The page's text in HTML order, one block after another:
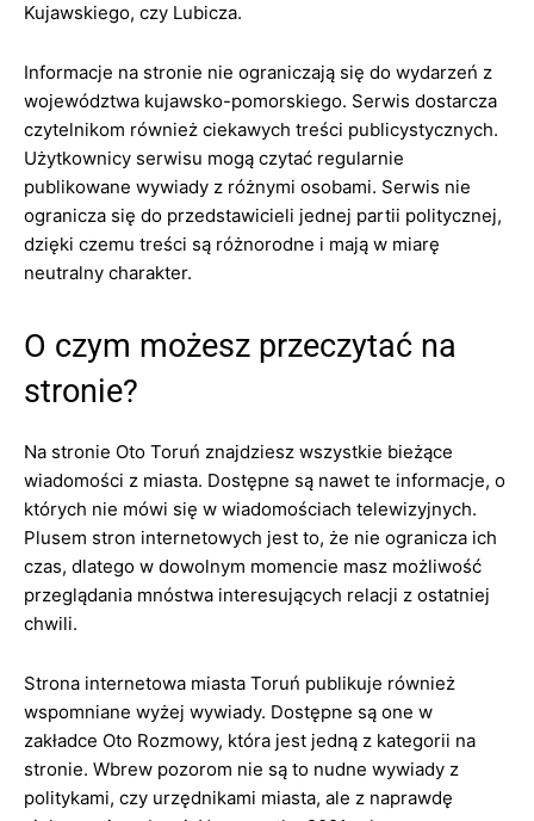
Kujawskiego, czy Lubicza.
Informacje na stronie nie ograniczają się do wydarzeń z
województwa kujawsko-pomorskiego. Serwis dostarcza
czytelnikom również ciekawych treści publicystycznych.
Użytkownicy serwisu mogą czytać regularnie
publikowane wywiady z różnymi osobami. Serwis nie
ogranicza się do przedstawicieli jednej partii politycznej,
dzięki czemu treści są różnorodne i mają w miarę
neutralny charakter.
O czym możesz przeczytać na
stronie?
Na stronie Oto Toruń znajdziesz wszystkie bieżące
wiadomości z miasta. Dostępne są nawet te informacje, o
których nie mówi się w wiadomościach telewizyjnych.
Plusem stron internetowych jest to, że nie ogranicza ich
czas, dlatego w dowolnym momencie masz możliwość
przeglądania mnóstwa interesujących relacji z ostatniej
chwili.
Strona internetowa miasta Toruń publikuje również
wspomniane wyżej wywiady. Dostępne są one w
zakładce Oto Rozmowy, która jest jedną z kategorii na
stronie. Wbrew pozorom nie są to nudne wywiady z
politykami, czy urzędnikami miasta, ale z naprawdę